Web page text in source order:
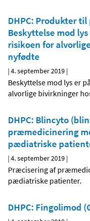
DHPC: Produkter
Beskyttelse mod
risikoen for
nyfødte
|4. september 2019 |
Beskyttelse mod lys er
alvorlige bivirkninger
DHPC: Blincyto
præmedicinering
pædiatriske
|4. september 2019 |
Præcisering af
pædiatriske patienter.
DHPC: Fingolimod